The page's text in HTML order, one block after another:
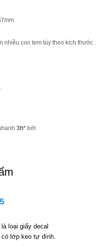
nhiều con tem tùy theo kích thước .
3h* bởi
loại giấy decal
có lớp keo tự dính.